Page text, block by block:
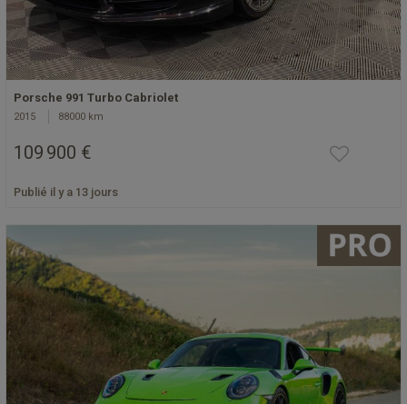
Porsche 991 Turbo Cabriolet
2015 88000 km
109 900 €
Publié il y a 13 jours